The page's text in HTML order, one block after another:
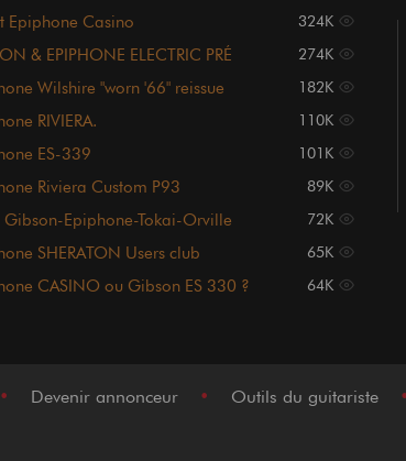
Epiphone Casino 324K
& EPIPHONE ELECTRIC PRÉ
274K
Wilshire "worn '66" reissue 182K
RIVIERA. 110K
ES-339 101K
Riviera Custom P93 89K
Gibson-Epiphone-Tokai-Orville 72K
SHERATON Users club 65K
CASINO ou Gibson ES 330 ? 64K
• Devenir annonceur • Outils du guitariste